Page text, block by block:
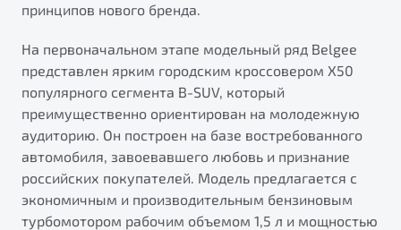
принципов нового бренда.
На первоначальном этапе модельный ряд Belgee
представлен ярким городским кроссовером X50
популярного сегмента B-SUV, который
преимущественно ориентирован на молодежную
аудиторию. Он построен на базе востребованного
автомобиля, завоевавшего любовь и признание
российских покупателей. Модель предлагается с
экономичным и производительным бензиновым
турбомотором рабочим объемом 1,5 л и мощностью